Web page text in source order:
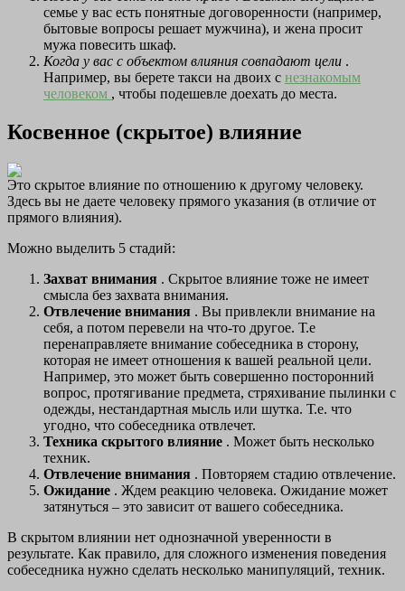
семье у вас есть понятные договоренности (например,
бытовые вопросы решает мужчина), и жена просит
мужа повесить шкаф.
Когда у вас с объектом влияния совпадают цели .
Например, вы берете такси на двоих с незнакомым
человеком , чтобы подешевле доехать до места.
Косвенное (скрытое) влияние
Это скрытое влияние по отношению к другому человеку.
Здесь вы не даете человеку прямого указания (в отличие от
прямого влияния).
Можно выделить 5 стадий:
Захват внимания . Скрытое влияние тоже не имеет
смысла без захвата внимания.
Отвлечение внимания . Вы привлекли внимание на
себя, а потом перевели на что-то другое. Т.е
перенаправляете внимание собеседника в сторону,
которая не имеет отношения к вашей реальной цели.
Например, это может быть совершенно посторонний
вопрос, протягивание предмета, стряхивание пылинки с
одежды, нестандартная мысль или шутка. Т.е. что
угодно, что собеседника отвлечет.
Техника скрытого влияние . Может быть несколько
техник.
Отвлечение внимания . Повторяем стадию отвлечение.
Ожидание . Ждем реакцию человека. Ожидание может
затянуться – это зависит от вашего собеседника.
В скрытом влиянии нет однозначной уверенности в
результате. Как правило, для сложного изменения поведения
собеседника нужно сделать несколько манипуляций, техник.